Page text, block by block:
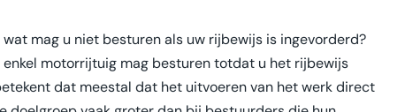
mag u niet besturen als uw rijbewijs is ingevorderd?
motorrijtuig mag besturen totdat u het rijbewijs
dat meestal dat het uitvoeren van het werk direct